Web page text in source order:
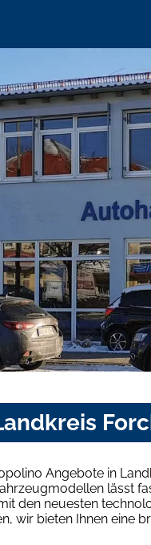
Angebote in
lässt
den neuesten
wir bieten Ihnen eine